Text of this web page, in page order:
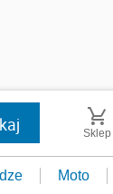
Sklep
Moto